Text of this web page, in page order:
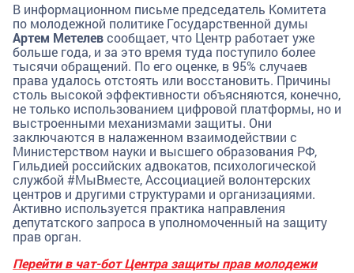
В информационном письме председатель Комитета
по молодежной политике Государственной думы
Артем Метелевсообщает, что Центр работает уже
больше года, и за это время туда поступило более
тысячи обращений. По его оценке, в 95% случаев
права удалось отстоять или восстановить. Причины
столь высокой эффективности объясняются, конечно,
не только использованием цифровой платформы, но и
выстроенными механизмами защиты. Они
заключаются в налаженном взаимодействии с
Министерством науки и высшего образования РФ,
Гильдией российских адвокатов, психологической
службой #МыВместе, Ассоциацией волонтерских
центров и другими структурами и организациями.
Активно используется практика направления
депутатского запроса в уполномоченный на защиту
прав орган.
Перейти в чат-бот Центра защиты прав молодежи